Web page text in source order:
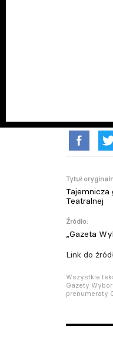
Tytuł
Tajemnicza
Teatralnej
Źródło:
„Gazeta
Link do
Wszystkie
Gazety
prenumeraty